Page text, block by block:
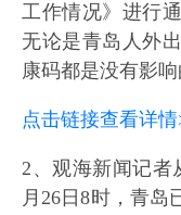
工作情况》进行
无论是青岛人外
康码都是没有影响
点击链接查看详情
2、观海新闻记者
月26日8时，青岛